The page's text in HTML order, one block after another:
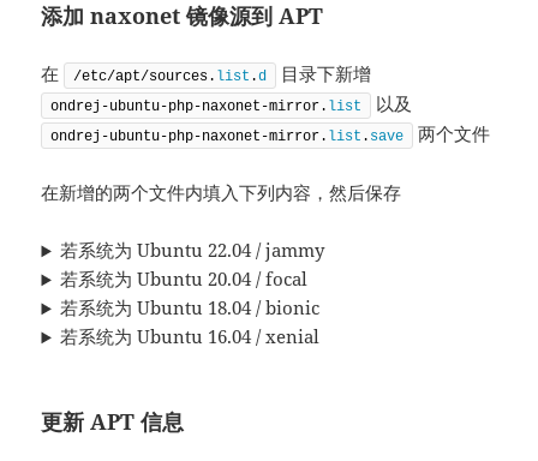
添加 naxonet 镜像源到 APT
在 /etc/apt/sources. list .d 目录下新增
ondrej-ubuntu-php-naxonet-mirror. list 以及
ondrej-ubuntu-php-naxonet-mirror. list . save 两个文件
在新增的两个文件内填入下列内容，然后保存
若系统为 Ubuntu 22.04 / jammy
若系统为 Ubuntu 20.04 / focal
若系统为 Ubuntu 18.04 / bionic
若系统为 Ubuntu 16.04 / xenial
更新 APT 信息